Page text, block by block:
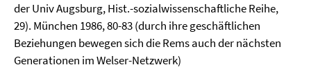
der Univ Augsburg, Hist.-sozialwissenschaftliche Reihe,
29). München 1986, 80-83 (durch ihre geschäftlichen
Beziehungen bewegen sich die Rems auch der nächsten
Generationen im Welser-Netzwerk)